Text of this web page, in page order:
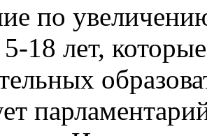
по
5-18 лет,